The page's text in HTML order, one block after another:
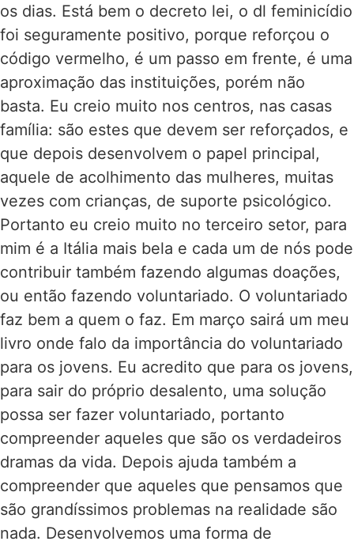
os dias. Está bem o decreto lei, o dl feminicídio
foi seguramente positivo, porque reforçou o
código vermelho, é um passo em frente, é uma
aproximação das instituições, porém não
basta. Eu creio muito nos centros, nas casas
família: são estes que devem ser reforçados, e
que depois desenvolvem o papel principal,
aquele de acolhimento das mulheres, muitas
vezes com crianças, de suporte psicológico.
Portanto eu creio muito no terceiro setor, para
mim é a Itália mais bela e cada um de nós pode
contribuir também fazendo algumas doações,
ou então fazendo voluntariado. O voluntariado
faz bem a quem o faz. Em março sairá um meu
livro onde falo da importância do voluntariado
para os jovens. Eu acredito que para os jovens,
para sair do próprio desalento, uma solução
possa ser fazer voluntariado, portanto
compreender aqueles que são os verdadeiros
dramas da vida. Depois ajuda também a
compreender que aqueles que pensamos que
são grandíssimos problemas na realidade são
nada. Desenvolvemos uma forma de